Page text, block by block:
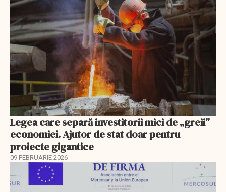
Legea care separă investitorii mici de „greii”
economiei. Ajutor de stat doar pentru
proiecte gigantice
09 FEBRUARIE 2026